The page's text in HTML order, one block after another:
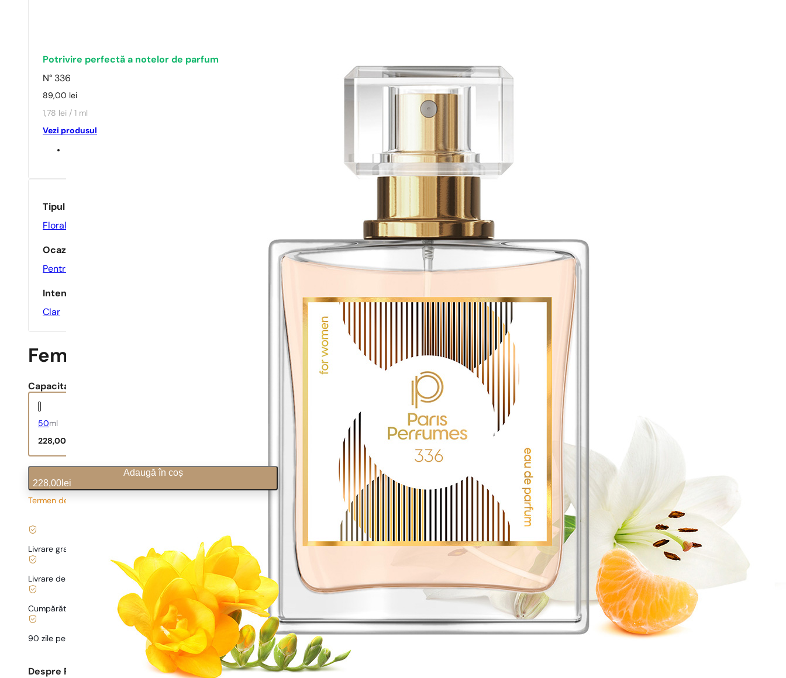
Potrivire perfectă a notelor de parfum
N° 336
89,00 lei
1,78 lei / 1 ml
Vezi produsul
Tipul parfumului
Floral
Ocazie
Pentru Birou
Intensitate
Clar
Femme
Capacitate:
50ml
228,00
Adaugă în coș
228,00 lei
Termen de livrare prelungit
Livrare gratuită de la
Livrare de la
Cumpărături și plăți sigure
90 zile pentru a parfumul
Despre Parfumuri Pariziene